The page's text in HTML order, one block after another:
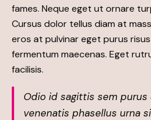
fames. Neque eget ut ornare
Cursus dolor tellus diam at
eros at pulvinar eget purus
fermentum maecenas. Eget
facilisis.
Odio id sagittis sem
venenatis phasellus urna